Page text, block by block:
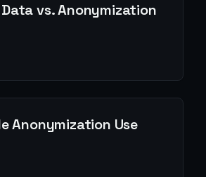
vs. Anonymization
Anonymization Use